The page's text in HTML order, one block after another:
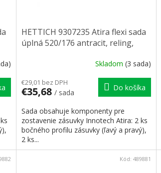
HETTICH 9307235 Atira flexi sada
úplná 520/176 antracit, reling,
Skladom (3 sada)
€29,01 bez DPH
€35,68 / sada
Do košíka
Sada obsahuje komponenty pre
zostavenie zásuvky Innotech Atira: 2 ks
bočného profilu zásuvky (ľavý a pravý),
2 ks...
Kód: 489881